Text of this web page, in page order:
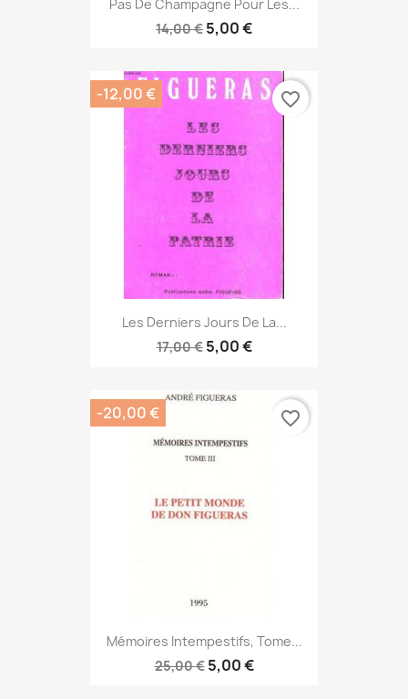
Pas De Champagne Pour Les...
14,00 € 5,00 €
Les Derniers Jours De La...
17,00 € 5,00 €
-12,00 € favorite_border
Mémoires Intempestifs, Tome...
25,00 € 5,00 €
-20,00 € favorite_border